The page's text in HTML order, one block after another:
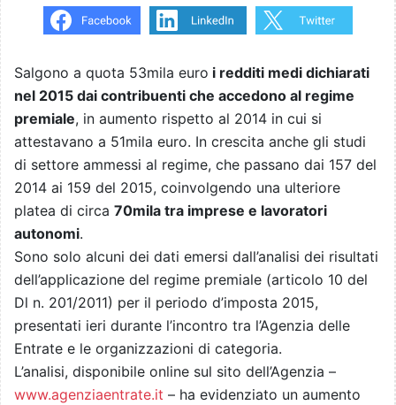
Salgono a quota 53mila euro i redditi medi dichiarati
nel 2015 dai contribuenti che accedono al regime
premiale, in aumento rispetto al 2014 in cui si
attestavano a 51mila euro. In crescita anche gli studi
di settore ammessi al regime, che passano dai 157 del
2014 ai 159 del 2015, coinvolgendo una ulteriore
platea di circa 70mila tra imprese e lavoratori
autonomi.
Sono solo alcuni dei dati emersi dall’analisi dei risultati
dell’applicazione del regime premiale (articolo 10 del
Dl n. 201/2011) per il periodo d’imposta 2015,
presentati ieri durante l’incontro tra l’Agenzia delle
Entrate e le organizzazioni di categoria.
L’analisi, disponibile online sul sito dell’Agenzia –
www.agenziaentrate.it – ha evidenziato un aumento